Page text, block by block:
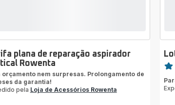
plana de reparação aspirador
Rowenta
orçamento nem surpresas. Prolongamento de
da garantia!
pela Loja de Acessórios Rowenta